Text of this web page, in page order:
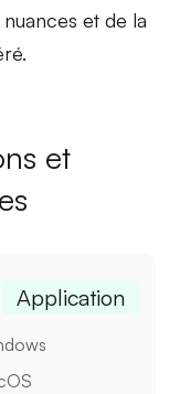
et de la
et
Application